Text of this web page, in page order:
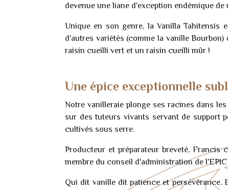
devenue une liane d'exception endémique de
Unique en son genre, la Vanilla Tahitensis
d'autres variétés (comme la vanille
raisin cueilli vert et un raisin cueilli mûr !
Une épice exceptionnelle
Notre vanilleraie plonge ses racines dans
sur des tuteurs vivants servant de support
cultivés sous serre.
Producteur et préparateur breveté,
membre du conseil d'administration de
Qui dit vanille dit patience et persévérance.